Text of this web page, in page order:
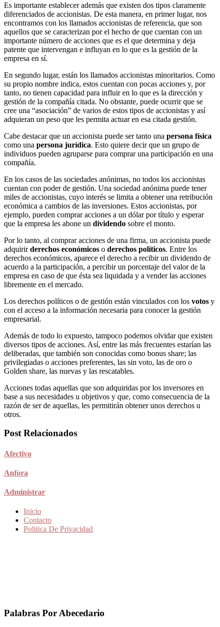
Es importante establecer además que existen dos tipos claramente
diferenciados de accionistas. De esta manera, en primer lugar, nos
encontramos con los llamados accionistas de referencia, que son
aquellos que se caracterizan por el hecho de que cuentan con un
importante número de acciones que es el que determina y deja
patente que intervengan e influyan en lo que es la gestión de la
empresa en sí.
En segundo lugar, están los llamados accionistas minoritarios. Como
su propio nombre indica, estos cuentan con pocas acciones y, por
tanto, no tienen capacidad para influir en lo que es la dirección y
gestión de la compañía citada. No obstante, puede ocurrir que se
cree una “asociación” de varios de estos tipos de accionistas y así
adquieran un peso que les permita actuar en esa citada gestión.
Cabe destacar que un accionista puede ser tanto una persona física
como una persona jurídica. Esto quiere decir que un grupo de
individuos pueden agruparse para comprar una participación en una
compañía.
En los casos de las sociedades anónimas, no todos los accionistas
cuentan con poder de gestión. Una sociedad anónima puede tener
miles de accionistas, cuyo interés se limita a obtener una retribución
económica a cambios de las inversiones. Estos accionistas, por
ejemplo, pueden comprar acciones a un dólar por título y esperar
que la empresa les abone un dividendo sobre el monto.
Por lo tanto, al comprar acciones de una firma, un accionista puede
adquirirderechos económicos o derechos políticos. Entre los
derechos económicos, aparece el derecho a recibir un dividendo de
acuerdo a la participación, a percibir un porcentaje del valor de la
empresa en caso de que ésta sea liquidada y a vender las acciones
libremente en el mercado.
Los derechos políticos o de gestión están vinculados con los votos y
con el acceso a la información necesaria para conocer la gestión
empresarial.
Además de todo lo expuesto, tampoco podemos olvidar que existen
diversos tipos de acciones. Así, entre las más frecuentes estarían las
deliberadas, que también son conocidas como bonus share; las
privilegiadas o acciones preferentes, las sin voto, las de oro o
Golden share, las nuevas y las rescatables.
Acciones todas aquellas que son adquiridas por los inversores en
base a sus necesidades u objetivos y que, como consecuencia de la
razón de ser de aquellas, les permitirán obtener unos derechos u
otros.
Post Relacionados
Afectivo
Anfora
Administrar
Inicio
Contacto
Politica De Privacidad
Palabras Por Abecedario